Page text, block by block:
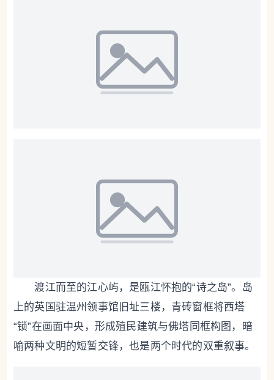
渡江而至的江心屿，是瓯江怀抱的“诗之岛”。岛
上的英国驻温州领事馆旧址三楼，青砖窗框将西塔
“锁”在画面中央，形成殖民建筑与佛塔同框构图，暗
喻两种文明的短暂交锋，也是两个时代的双重叙事。